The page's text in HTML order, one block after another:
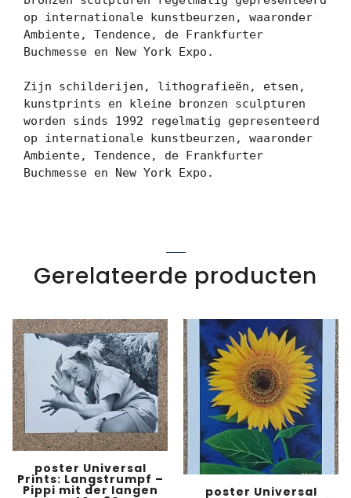
op internationale kunstbeurzen, waaronder
Ambiente, Tendence, de Frankfurter
Buchmesse en New York Expo.
Zijn schilderijen, lithografieën, etsen,
kunstprints en kleine bronzen sculpturen
worden sinds 1992 regelmatig gepresenteerd
op internationale kunstbeurzen, waaronder
Ambiente, Tendence, de Frankfurter
Buchmesse en New York Expo.
Gerelateerde producten
poster Universal
Prints: Langstrumpf –
Pippi mit der langen poster Universal